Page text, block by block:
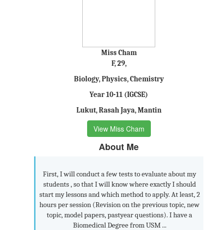
Miss Cham
F, 29,
Biology, Physics, Chemistry
Year 10-11 (IGCSE)
Lukut, Rasah Jaya, Mantin
View Miss Cham
About Me
First, I will conduct a few tests to evaluate about my
students , so that I will know where exactly I should
start my lessons and which method to apply. At least, 2
hours per session (Revision on the previous topic, new
topic, model papers, pastyear questions). I have a
Biomedical Degree from USM ...